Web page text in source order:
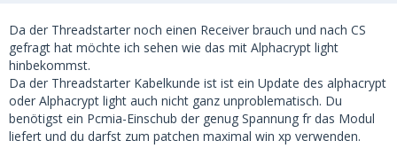
Da der Threadstarter noch einen Receiver brauch und nach CS
gefragt hat möchte ich sehen wie das mit Alphacrypt light
hinbekommst.
Da der Threadstarter Kabelkunde ist ist ein Update des alphacrypt
oder Alphacrypt light auch nicht ganz unproblematisch. Du
benötigst ein Pcmia-Einschub der genug Spannung fr das Modul
liefert und du darfst zum patchen maximal win xp verwenden.